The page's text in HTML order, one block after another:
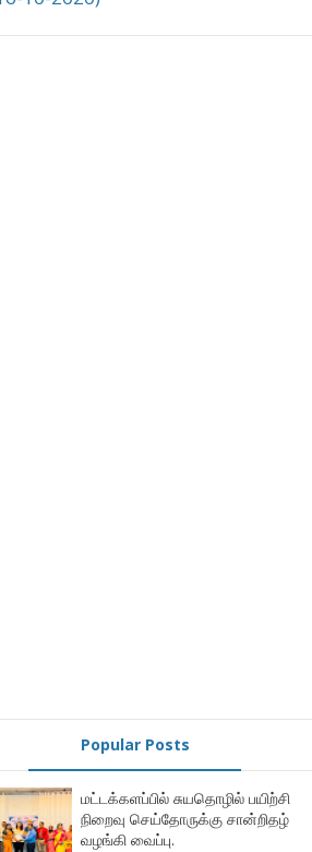
Popular Posts
மட்டக்களப்பில் சுயதொழில் பயிற்சி
நிறைவு செய்தோருக்கு சான்றிதழ்
வழங்கி வைப்பு.